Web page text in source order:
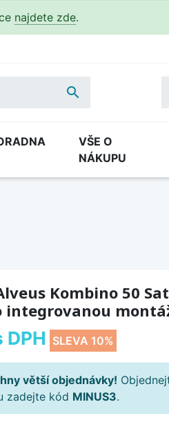
najdete zde.

VŠE O
NÁKUPU
Kombino 50
integrovanou
SLEVA 10%
větší objednávky!
zadejte kód MINUS3.